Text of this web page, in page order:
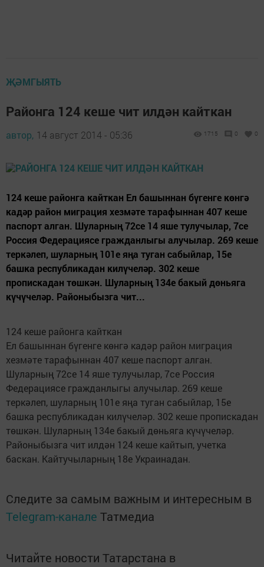
ҖӘМГЫЯТЬ
Районга 124 кеше чит илдән кайткан
автор, 14 август 2014 - 05:36 1715 0 0
124 кеше районга кайткан Ел башыннан бүгенге көнгә
кадәр район миграция хезмәте тарафыннан 407 кеше
паспорт алган. Шуларның 72се 14 яше тулучылар, 7се
Россия Федерациясе гражданлыгы алучылар. 269 кеше
теркәлеп, шуларның 101е яңа туган сабыйлар, 15е
башка республикадан килүчеләр. 302 кеше
пропискадан төшкән. Шуларның 134е бакый дөньяга
күчүчеләр. Районыбызга чит...
124 кеше районга кайткан
Ел башыннан бүгенге көнгә кадәр район миграция
хезмәте тарафыннан 407 кеше паспорт алган.
Шуларның 72се 14 яше тулучылар, 7се Россия
Федерациясе гражданлыгы алучылар. 269 кеше
теркәлеп, шуларның 101е яңа туган сабыйлар, 15е
башка республикадан килүчеләр. 302 кеше пропискадан
төшкән. Шуларның 134е бакый дөньяга күчүчеләр.
Районыбызга чит илдән 124 кеше кайтып, учетка
баскан. Кайтучыларның 18е Украинадан.
Следите за самым важным и интересным в
Telegram-канале Татмедиа
Читайте новости Татарстана в